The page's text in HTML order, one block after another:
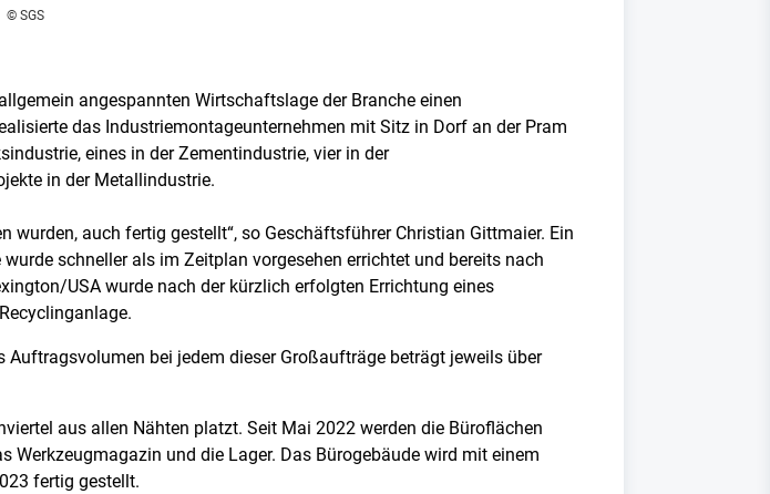
© SGS
angespannten Wirtschaftslage der Branche einen
das Industriemontageunternehmen mit Sitz in Dorf an der Pram
eines in der Zementindustrie, vier in der
in der Metallindustrie.
wurden, auch fertig gestellt“, so Geschäftsführer Christian Gittmaier. Ein
schneller als im Zeitplan vorgesehen errichtet und bereits nach
USA wurde nach der kürzlich erfolgten Errichtung eines
bei jedem dieser Großaufträge beträgt jeweils über
aus allen Nähten platzt. Seit Mai 2022 werden die Büroflächen
und die Lager. Das Bürogebäude wird mit einem
fertig gestellt.